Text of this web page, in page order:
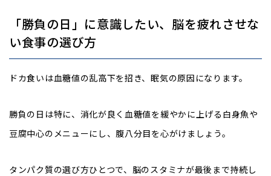
「勝負の日」に意識したい、脳を疲れさせな
い食事の選び方
ドカ食いは血糖値の乱高下を招き、眠気の原因になります。
勝負の日は特に、消化が良く血糖値を緩やかに上げる白身魚や
豆腐中心のメニューにし、腹八分目を心がけましょう。
タンパク質の選び方ひとつで、脳のスタミナが最後まで持続し